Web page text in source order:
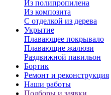
Из полипропилена
Из композита
С отделкой из дерева
Укрытие
Плавающее покрывало
Плавающие жалюзи
Раздвижной павильон
Бортик
Ремонт и реконструкция
Наши работы
Подборы и заявки